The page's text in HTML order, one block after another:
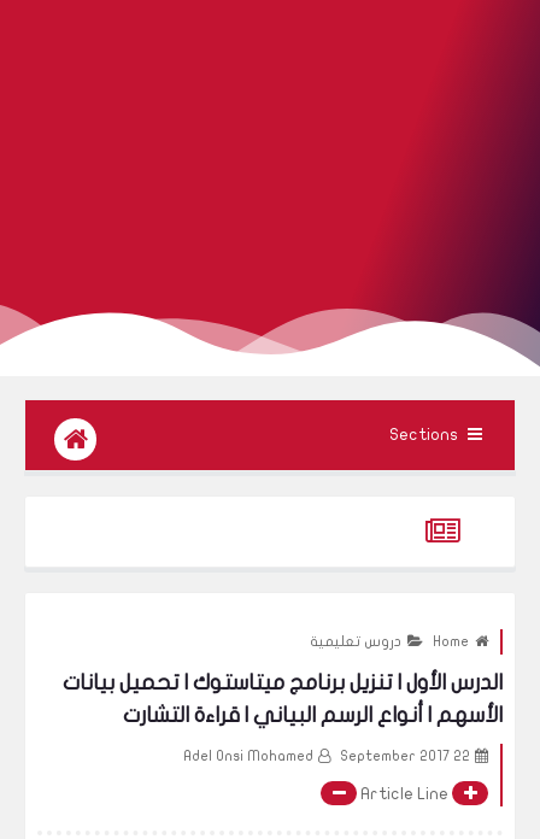
Sections
Home دروس تعليمية
الدرس الأول | تنزيل برنامج ميتاستوك | تحميل بيانات
الأسهم | أنواع الرسم البياني | قراءة التشارت
22 September 2017
Adel Onsi Mohamed
Article Line